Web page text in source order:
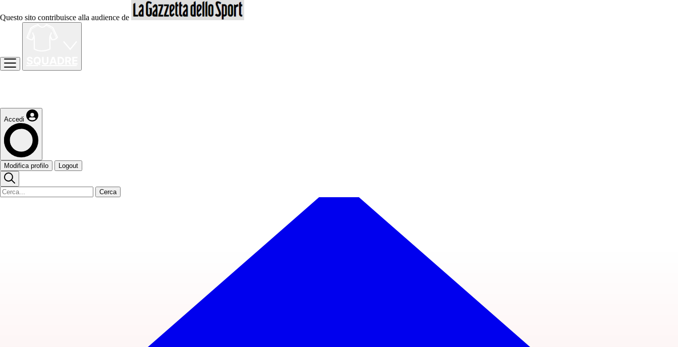
Questo sito contribuisce alla audience de
Accedi
Modifica profilo Logout
Cerca